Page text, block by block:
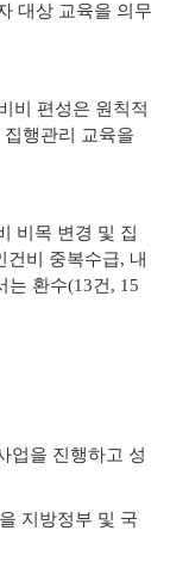
대상 교육을 의무
비 편성은 원칙적
행관리 교육을
비목 변경 및 집
건비 중복수급, 내
는 환수(13건, 15
업을 진행하고 성
지방정부 및 국